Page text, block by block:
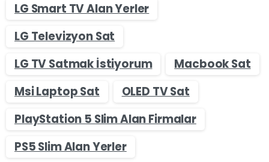
LG Smart TV Alan Yerler
LG Televizyon Sat
LG TV Satmak İstiyorum
Macbook Sat
Msi Laptop Sat
OLED TV Sat
PlayStation 5 Slim Alan Firmalar
PS5 Slim Alan Yerler